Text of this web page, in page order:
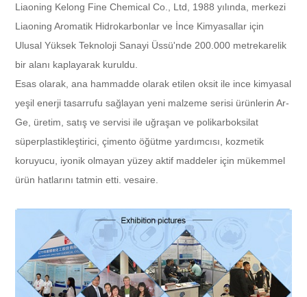
Liaoning Kelong Fine Chemical Co., Ltd, 1988 yılında, merkezi
Liaoning Aromatik Hidrokarbonlar ve İnce Kimyasallar için
Ulusal Yüksek Teknoloji Sanayi Üssü'nde 200.000 metrekarelik
bir alanı kaplayarak kuruldu.
Esas olarak, ana hammadde olarak etilen oksit ile ince kimyasal
yeşil enerji tasarrufu sağlayan yeni malzeme serisi ürünlerin Ar-
Ge, üretim, satış ve servisi ile uğraşan ve polikarboksilat
süperplastikleştirici, çimento öğütme yardımcısı, kozmetik
koruyucu, iyonik olmayan yüzey aktif maddeler için mükemmel
ürün hatlarını tatmin etti. vesaire.